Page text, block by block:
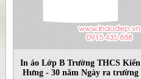
In áo Lớp B Trường THCS Kiến
Hưng - 30 năm Ngày ra trường